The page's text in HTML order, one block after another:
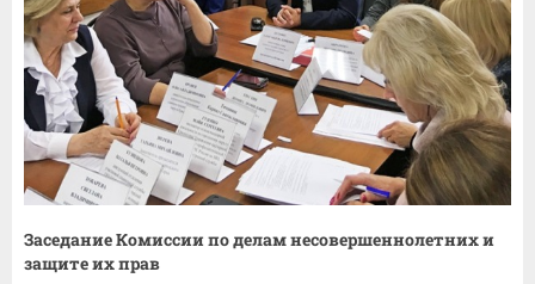
Заседание Комиссии по делам несовершеннолетних и
защите их прав